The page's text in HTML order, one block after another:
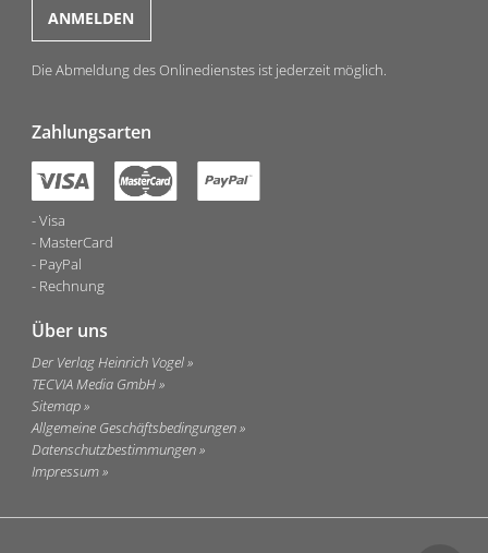
Die Abmeldung des Onlinedienstes ist jederzeit möglich.
Zahlungsarten
Visa
MasterCard
PayPal
Rechnung
Über uns
Der Verlag Heinrich Vogel
TECVIA Media GmbH
Sitemap
Allgemeine Geschäftsbedingungen
Datenschutzbestimmungen
Impressum